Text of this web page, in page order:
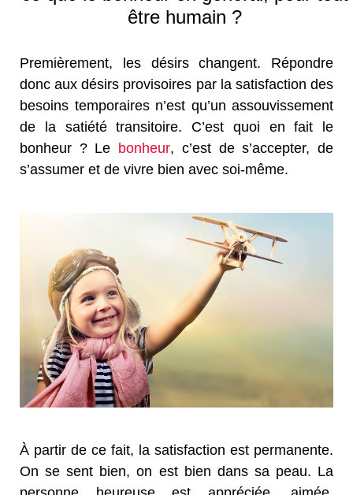
être humain ?
Premièrement, les désirs changent. Répondre
donc aux désirs provisoires par la satisfaction des
besoins temporaires n’est qu’un assouvissement
de la satiété transitoire. C’est quoi en fait le
bonheur ? Le bonheur, c’est de s’accepter, de
s’assumer et de vivre bien avec soi-même.
À partir de ce fait, la satisfaction est permanente.
On se sent bien, on est bien dans sa peau. La